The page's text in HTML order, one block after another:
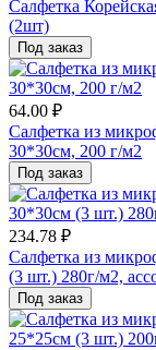
Салфетка
(2шт)
Под заказ
64.00 ₽
Салфетка из
30*30см, 200 г/м2
Под заказ
234.78 ₽
Салфетка из
(3 шт.) 280г/м2,
Под заказ